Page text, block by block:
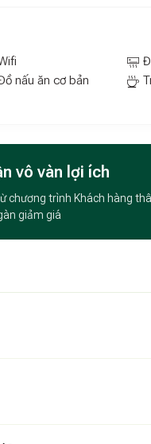
nấu ăn cơ bản
vô vàn lợi ích
chương trình Khách hàng
giảm giá